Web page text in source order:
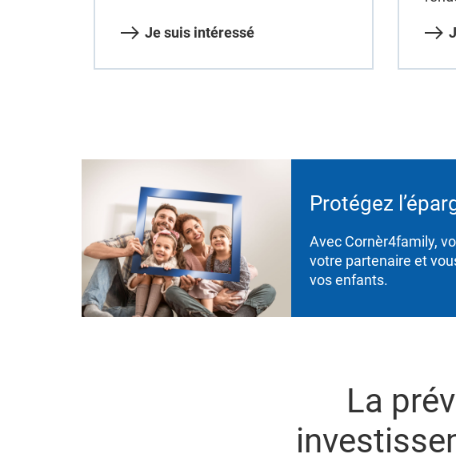
Je suis intéressé
Protégez
Avec Cornèr4family,
votre partenaire et
vos enfants.
La